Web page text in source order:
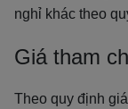
nghỉ khác theo
Giá tham
Theo quy định